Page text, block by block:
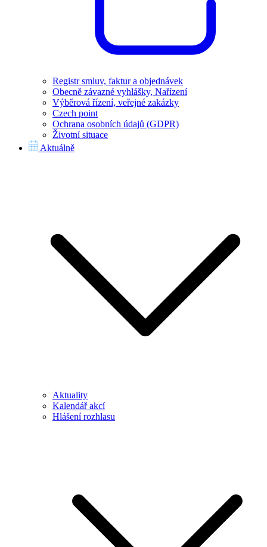
Registr smluv, faktur a objednávek
Obecně závazné vyhlášky, Nařízení
Výběrová řízení, veřejné zakázky
Czech point
Ochrana osobních údajů (GDPR)
Životní situace
Aktuálně
Aktuality
Kalendář akcí
Hlášení rozhlasu